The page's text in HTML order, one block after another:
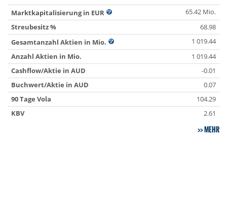
Marktkapitalisierung in EUR
65.42 Mio.
Streubesitz %
68.98
Gesamtanzahl Aktien in Mio.
1 019.44
Anzahl Aktien in Mio.
1 019.44
Cashflow/Aktie in AUD
-0.01
Buchwert/Aktie in AUD
0.07
90 Tage Vola
104.29
KBV
2.61
MEHR